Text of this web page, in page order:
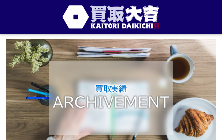
買取実績
ARCHIVEMENT